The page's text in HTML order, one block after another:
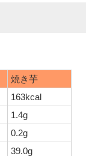
焼き芋
163kcal
1.4g
0.2g
39.0g